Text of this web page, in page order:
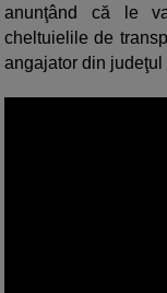
anunţând că le
cheltuielile de
angajator din